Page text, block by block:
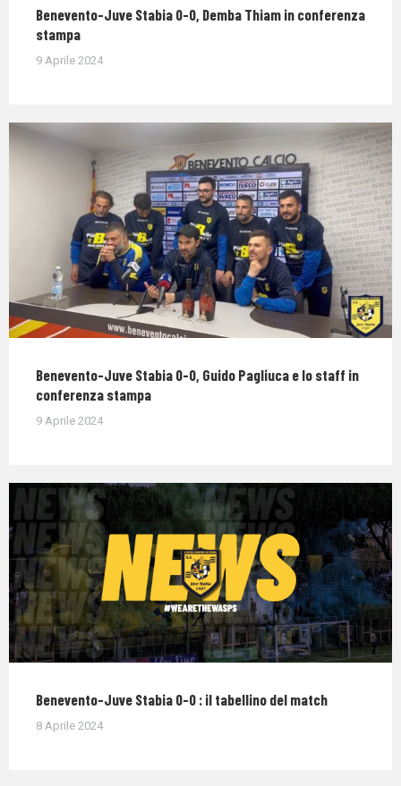
Benevento-Juve Stabia 0-0, Demba Thiam in conferenza
stampa
9 Aprile 2024
Benevento-Juve Stabia 0-0, Guido Pagliuca e lo staff in
conferenza stampa
9 Aprile 2024
Benevento-Juve Stabia 0-0 : il tabellino del match
8 Aprile 2024